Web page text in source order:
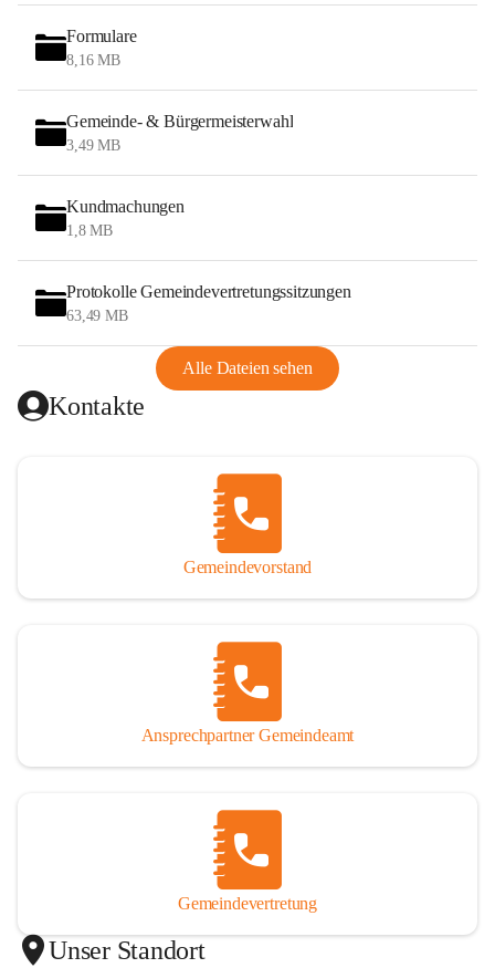
Formulare
8,16 MB
Gemeinde- & Bürgermeisterwahl
3,49 MB
Kundmachungen
1,8 MB
Protokolle Gemeindevertretungssitzungen
63,49 MB
Alle Dateien sehen
Kontakte
Gemeindevorstand
Ansprechpartner Gemeindeamt
Gemeindevertretung
Unser Standort